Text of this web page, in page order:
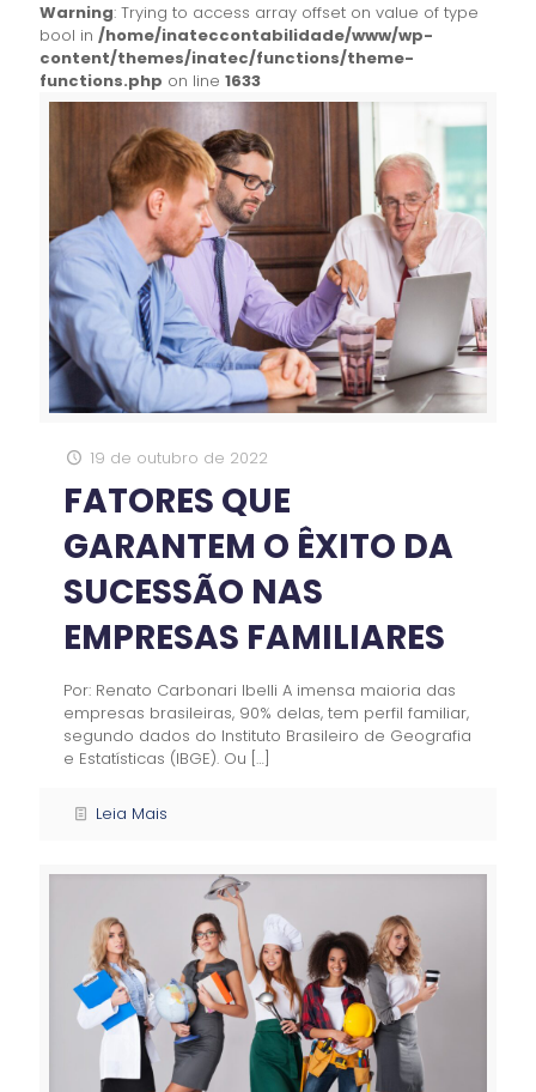
Warning: Trying to access array offset on value of type
bool in /home/inateccontabilidade/www/wp-
content/themes/inatec/functions/theme-
functions.php on line 1633
19 de outubro de 2022
FATORES QUE
GARANTEM O ÊXITO DA
SUCESSÃO NAS
EMPRESAS FAMILIARES
Por: Renato Carbonari Ibelli A imensa maioria das
empresas brasileiras, 90% delas, tem perfil familiar,
segundo dados do Instituto Brasileiro de Geografia
e Estatísticas (IBGE). Ou […]
Leia Mais